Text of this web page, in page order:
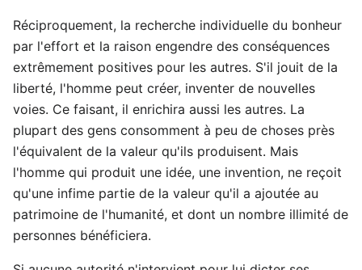
Réciproquement, la recherche individuelle du bonheur
par l'effort et la raison engendre des conséquences
extrêmement positives pour les autres. S'il jouit de la
liberté, l'homme peut créer, inventer de nouvelles
voies. Ce faisant, il enrichira aussi les autres. La
plupart des gens consomment à peu de choses près
l'équivalent de la valeur qu'ils produisent. Mais
l'homme qui produit une idée, une invention, ne reçoit
qu'une infime partie de la valeur qu'il a ajoutée au
patrimoine de l'humanité, et dont un nombre illimité de
personnes bénéficiera.